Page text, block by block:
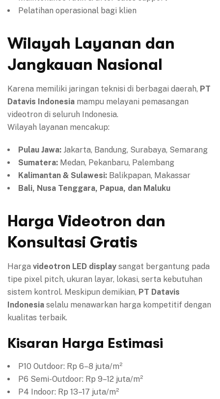
Pelatihan operasional bagi klien
Wilayah Layanan dan
Jangkauan Nasional
Karena memiliki jaringan teknisi di berbagai daerah, PT
Datavis Indonesia mampu melayani pemasangan
videotron di seluruh Indonesia.
Wilayah layanan mencakup:
Pulau Jawa: Jakarta, Bandung, Surabaya, Semarang
Sumatera: Medan, Pekanbaru, Palembang
Kalimantan & Sulawesi: Balikpapan, Makassar
Bali, Nusa Tenggara, Papua, dan Maluku
Harga Videotron dan
Konsultasi Gratis
Harga videotron LED display sangat bergantung pada
tipe pixel pitch, ukuran layar, lokasi, serta kebutuhan
sistem kontrol. Meskipun demikian, PT Datavis
Indonesia selalu menawarkan harga kompetitif dengan
kualitas terbaik.
Kisaran Harga Estimasi
P10 Outdoor: Rp 6–8 juta/m²
P6 Semi-Outdoor: Rp 9–12 juta/m²
P4 Indoor: Rp 13–17 juta/m²